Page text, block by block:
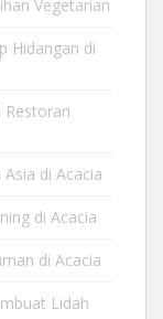
Vegetarian
Hidangan di
Restoran
di Acacia
di Acacia
di Acacia
Lidah